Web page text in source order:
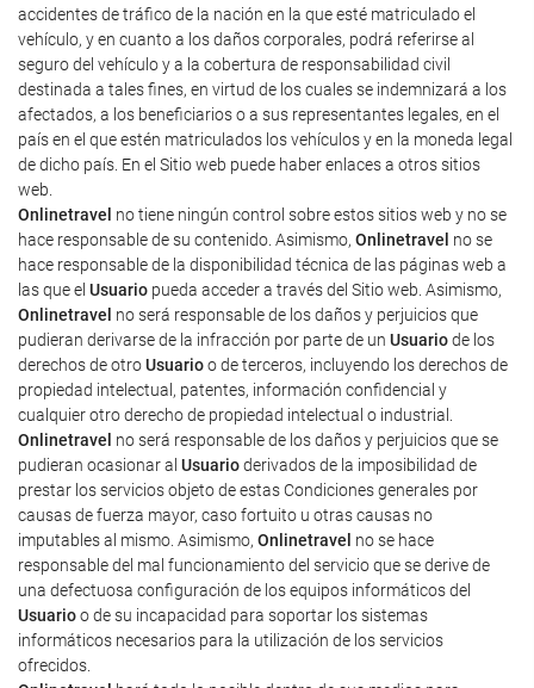
accidentes de tráfico de la nación en la que esté matriculado el
vehículo, y en cuanto a los daños corporales, podrá referirse al
seguro del vehículo y a la cobertura de responsabilidad civil
destinada a tales fines, en virtud de los cuales se indemnizará a los
afectados, a los beneficiarios o a sus representantes legales, en el
país en el que estén matriculados los vehículos y en la moneda legal
de dicho país. En el Sitio web puede haber enlaces a otros sitios
web.
Onlinetravel no tiene ningún control sobre estos sitios web y no se
hace responsable de su contenido. Asimismo, Onlinetravel no se
hace responsable de la disponibilidad técnica de las páginas web a
las que el Usuario pueda acceder a través del Sitio web. Asimismo,
Onlinetravel no será responsable de los daños y perjuicios que
pudieran derivarse de la infracción por parte de un Usuariode los
derechos de otroUsuarioo de terceros, incluyendo los derechos de
propiedad intelectual, patentes, información confidencial y
cualquier otro derecho de propiedad intelectual o industrial.
Onlinetravel no será responsable de los daños y perjuicios que se
pudieran ocasionar al Usuarioderivados de la imposibilidad de
prestar los servicios objeto de estas Condiciones generales por
causas de fuerza mayor, caso fortuito u otras causas no
imputables al mismo. Asimismo, Onlinetravel no se hace
responsable del mal funcionamiento del servicio que se derive de
una defectuosa configuración de los equipos informáticos del
Usuarioo de su incapacidad para soportar los sistemas
informáticos necesarios para la utilización de los servicios
ofrecidos.